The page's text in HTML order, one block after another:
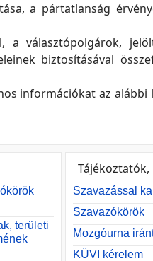
a pártatlanság
a választópolgárok,
biztosításával
információkat az
területi
Szavazással
Szavazókörök
Mozgóurna
KÜVI kérelem